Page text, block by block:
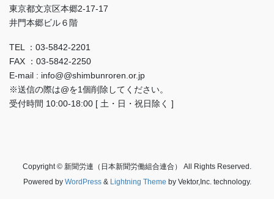
東京都文京区本郷2-17-17
井門本郷ビル６階
TEL ：03-5842-2201
FAX ：03-5842-2250
E-mail : info@@shimbunroren.or.jp
※送信の際は@を1個削除してください。
受付時間 10:00-18:00 [ 土・日・祝日除く ]
Copyright © 新聞労連（日本新聞労働組合連合） All Rights Reserved.
Powered by WordPress& Lightning Theme by Vektor,Inc. technology.